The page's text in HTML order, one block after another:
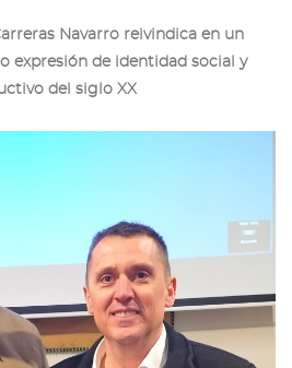
Navarro reivindica en un
expresión de identidad social y
del siglo XX